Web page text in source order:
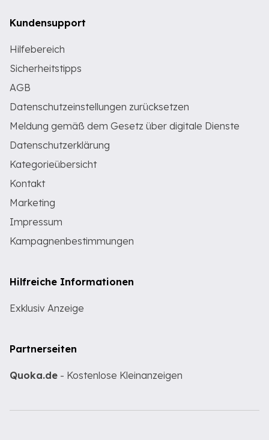
Kundensupport
Hilfebereich
Sicherheitstipps
AGB
Datenschutzeinstellungen zurücksetzen
Meldung gemäß dem Gesetz über digitale Dienste
Datenschutzerklärung
Kategorieübersicht
Kontakt
Marketing
Impressum
Kampagnenbestimmungen
Hilfreiche Informationen
Exklusiv Anzeige
Partnerseiten
Quoka.de - Kostenlose Kleinanzeigen